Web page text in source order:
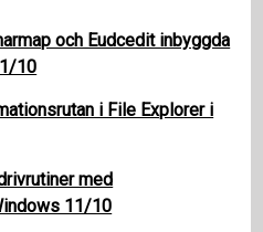
och Eudcedit inbyggda
10
i File Explorer i
med
11/10